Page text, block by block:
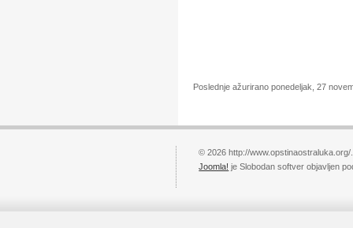
Poslednje ažurirano ponedeljak, 27
© 2026 http://
Joomla! je Slobodan softver objavljen